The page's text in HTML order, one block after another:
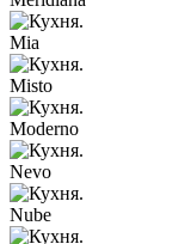
Mia
Misto
Moderno
Nevo
Nube